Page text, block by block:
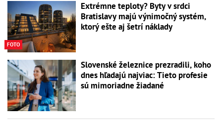
FOTO
Extrémne teploty? Byty v srdci
Bratislavy majú výnimočný systém,
ktorý ešte aj šetrí náklady
Slovenské železnice prezradili, koho
dnes hľadajú najviac: Tieto profesie
sú mimoriadne žiadané